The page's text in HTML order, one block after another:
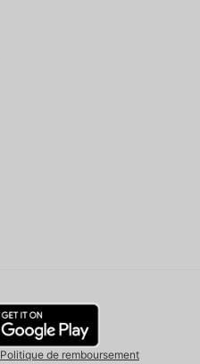
Politique de remboursement